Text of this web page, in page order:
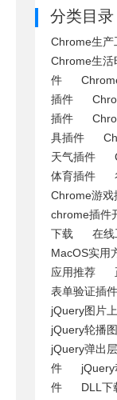
分类目录
Chrome生产
Chrome生活
件
插件
插件
具插件
天气插件
体育插件
Chrome游戏
chrome插件
下载
在线
MacOS实用
应用推荐
表单验证插件
jQuery图片
jQuery轮播
jQuery弹出
件
件
DLL下